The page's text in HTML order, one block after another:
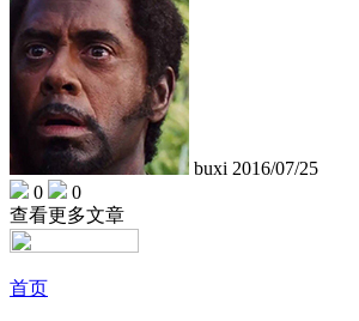
buxi 2016/07/25
0
0
查看更多文章
首页